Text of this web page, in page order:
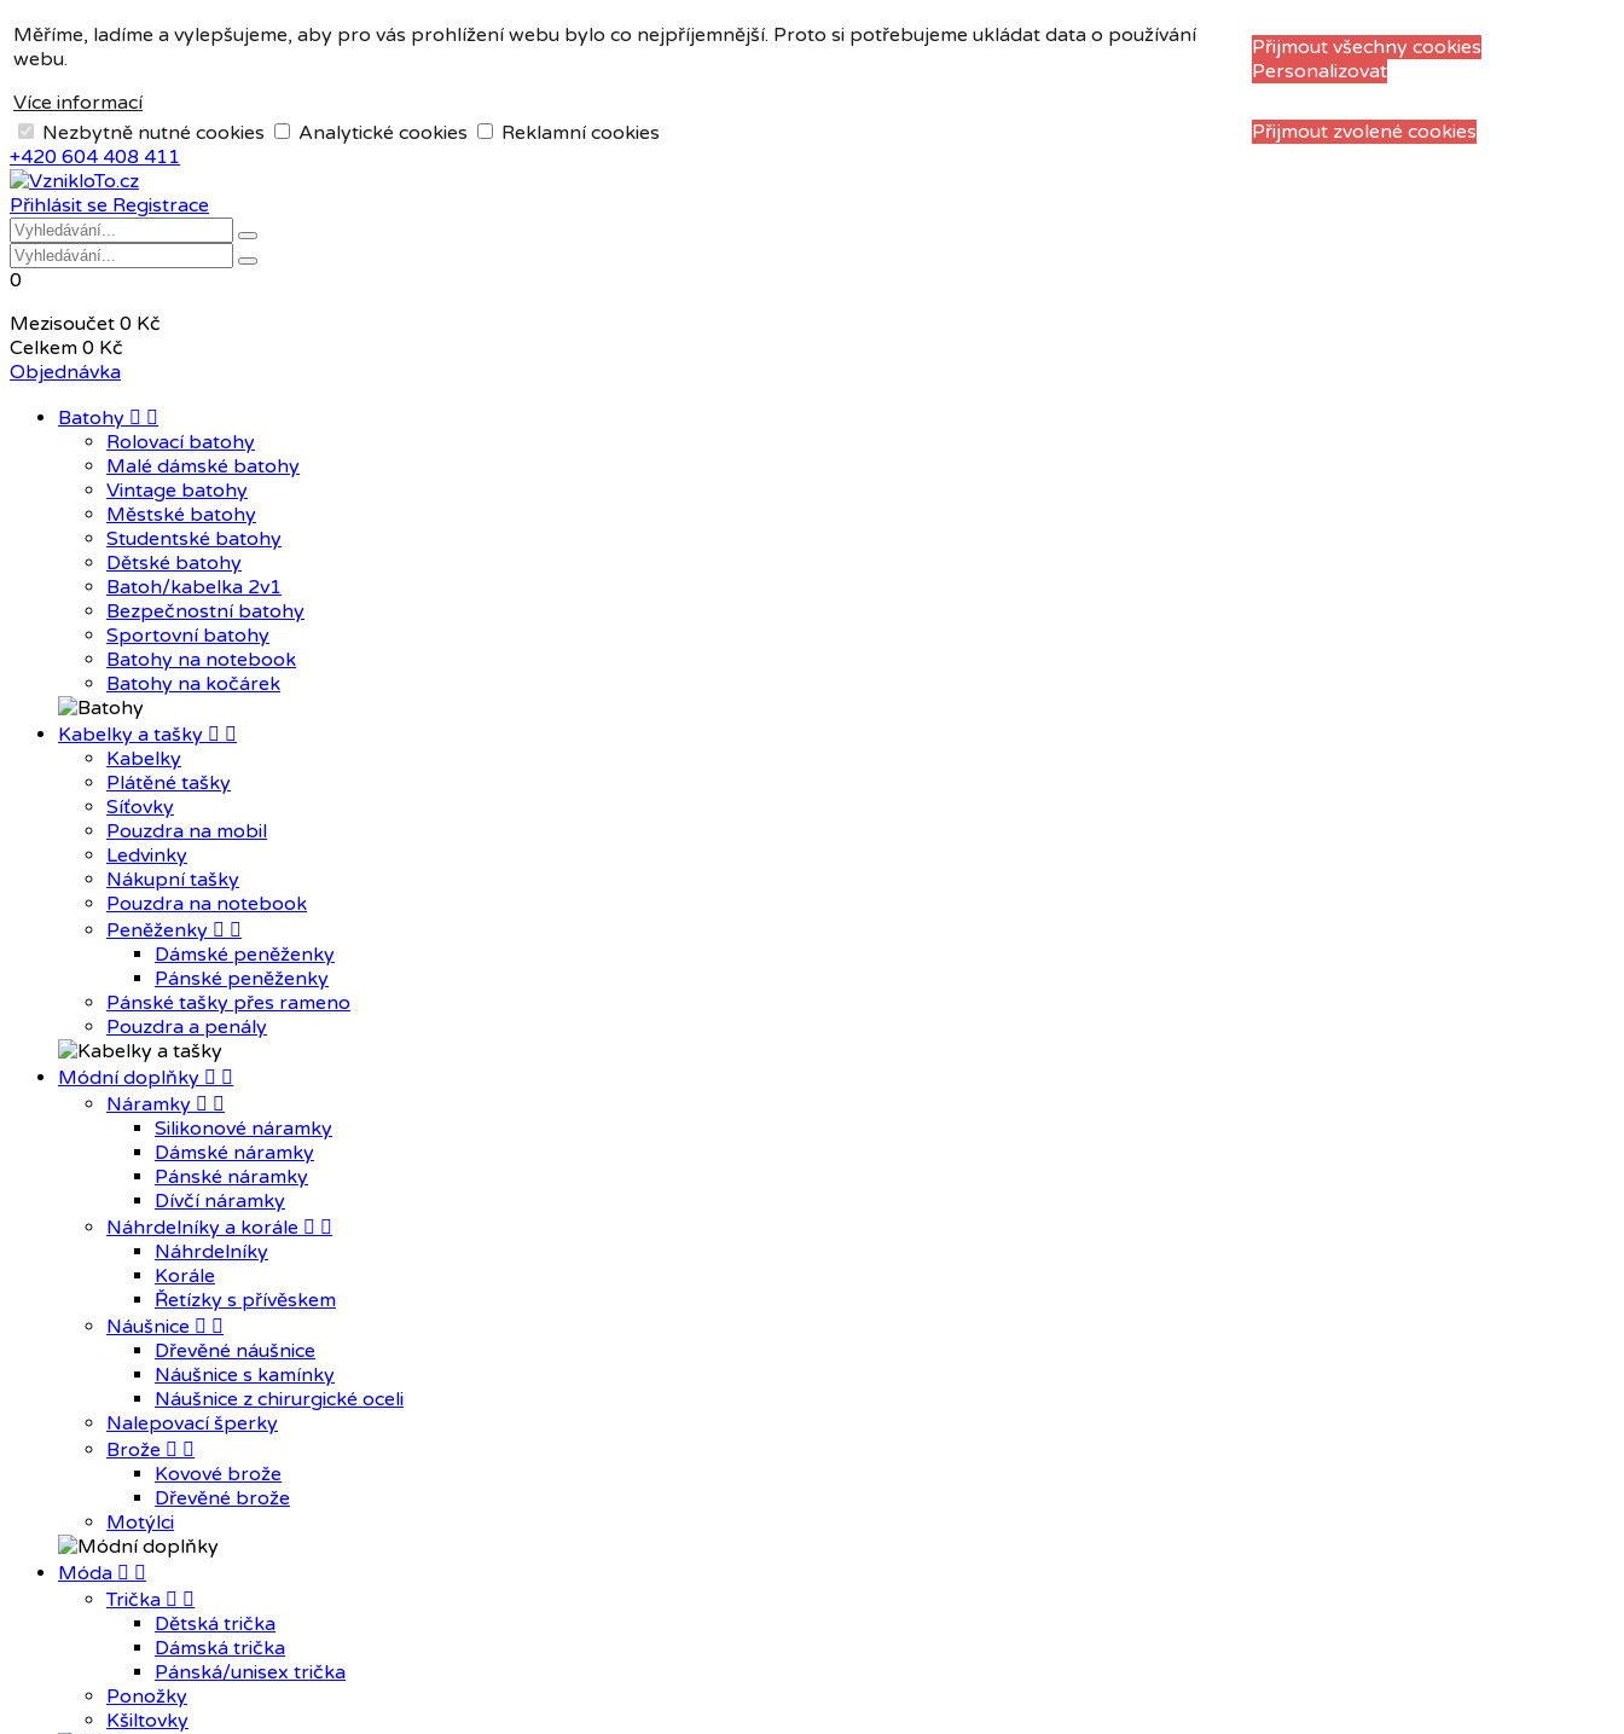
Měříme, ladíme a vylepšujeme, aby pro vás prohlížení webu bylo co nejpříjemnější. Proto si potřebujeme ukládat data o používání
webu.
Více informací
Přijmout všechny cookies
Personalizovat
Nezbytně nutné cookies Analytické cookies Reklamní cookies Přijmout zvolené cookies
Měna:
CZK
CZK
EUR
+420 604 408 411
Přihlásit se Registrace
0
Mezisoučet 0 Kč
Celkem 0 Kč
Objednávka
Batohy  
Rolovací batohy
Malé dámské batohy
Vintage batohy
Městské batohy
Studentské batohy
Dětské batohy
Batoh/kabelka 2v1
Bezpečnostní batohy
Sportovní batohy
Batohy na notebook
Batohy na kočárek
Kabelky a tašky  
Kabelky
Plátěné tašky
Síťovky
Pouzdra na mobil
Ledvinky
Nákupní tašky
Pouzdra na notebook
Peněženky  
Dámské peněženky
Pánské peněženky
Pánské tašky přes rameno
Pouzdra a penály
Módní doplňky  
Náramky  
Silikonové náramky
Dámské náramky
Pánské náramky
Dívčí náramky
Náhrdelníky a korále  
Náhrdelníky
Korále
Řetízky s přívěskem
Náušnice  
Dřevěné náušnice
Náušnice s kamínky
Náušnice z chirurgické oceli
Nalepovací šperky
Brože  
Kovové brože
Dřevěné brože
Motýlci
Móda  
Trička  
Dětská trička
Dámská trička
Pánská/unisex trička
Ponožky
Kšiltovky